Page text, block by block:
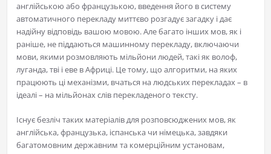
англійською або французькою, введення його в систему
автоматичного перекладу миттєво розгадує загадку і дає
надійну відповідь вашою мовою. Але багато інших мов, як і
раніше, не піддаються машинному перекладу, включаючи
мови, якими розмовляють мільйони людей, такі як волоф,
луганда, тві і еве в Африці. Це тому, що алгоритми, на яких
працюють ці механізми, вчаться на людських перекладах – в
ідеалі – на мільйонах слів перекладеного тексту.
Існує безліч таких матеріалів для розповсюджених мов, як
англійська, французька, іспанська чи німецька, завдяки
багатомовним державним та комерційним установам,